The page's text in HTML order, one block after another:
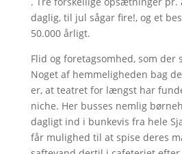
daglig, til jul sågar fire!, og et
50.000 årligt.
Flid og foretagsomhed, som der
Noget af hemmeligheden bag
er, at teatret for længst har
niche. Her busses nemlig
dagligt ind i bunkevis fra hele
får mulighed til at spise deres